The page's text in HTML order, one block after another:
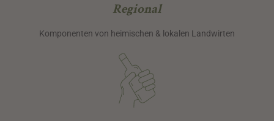
Regional
Komponenten von heimischen & lokalen Landwirten